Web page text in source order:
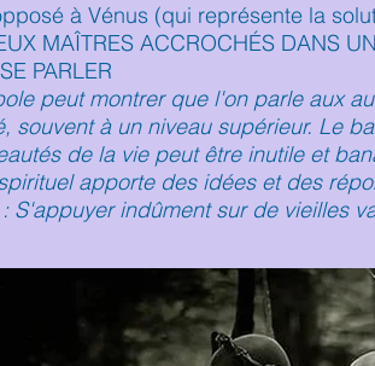
à Vénus (qui représente la
MAÎTRES ACCROCHÉS DANS
PARLER
peut montrer que l'on parle aux
souvent à un niveau supérieur. Le
de la vie peut être inutile et
apporte des idées et des
S'appuyer indûment sur de vieilles